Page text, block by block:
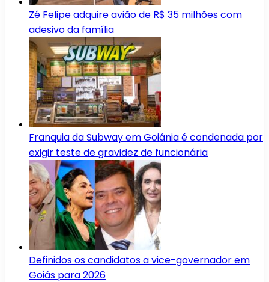
Zé Felipe adquire avião de R$ 35 milhões com
adesivo da família
Franquia da Subway em Goiânia é condenada por
exigir teste de gravidez de funcionária
Definidos os candidatos a vice-governador em
Goiás para 2026